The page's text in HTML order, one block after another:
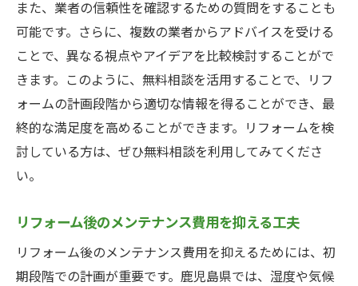
また、業者の信頼性を確認するための質問をすることも
可能です。さらに、複数の業者からアドバイスを受ける
ことで、異なる視点やアイデアを比較検討することがで
きます。このように、無料相談を活用することで、リフ
ォームの計画段階から適切な情報を得ることができ、最
終的な満足度を高めることができます。リフォームを検
討している方は、ぜひ無料相談を利用してみてくださ
い。
リフォーム後のメンテナンス費用を抑える工夫
リフォーム後のメンテナンス費用を抑えるためには、初
期段階での計画が重要です。鹿児島県では、湿度や気候